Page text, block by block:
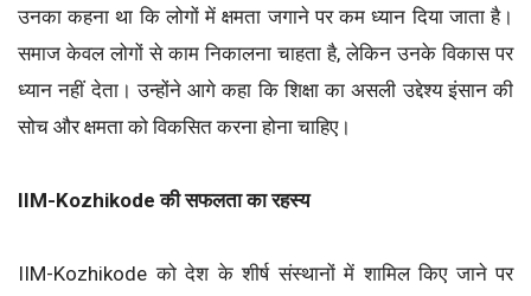
उनका कहना था कि लोगों में क्षमता जगाने पर कम ध्यान दिया जाता है।
समाज केवल लोगों से काम निकालना चाहता है, लेकिन उनके विकास पर
ध्यान नहीं देता। उन्होंने आगे कहा कि शिक्षा का असली उद्देश्य इंसान की
सोच और क्षमता को विकसित करना होना चाहिए।
IIM-Kozhikode की सफलता का रहस्य
IIM-Kozhikode को देश के शीर्ष संस्थानों में शामिल किए जाने पर